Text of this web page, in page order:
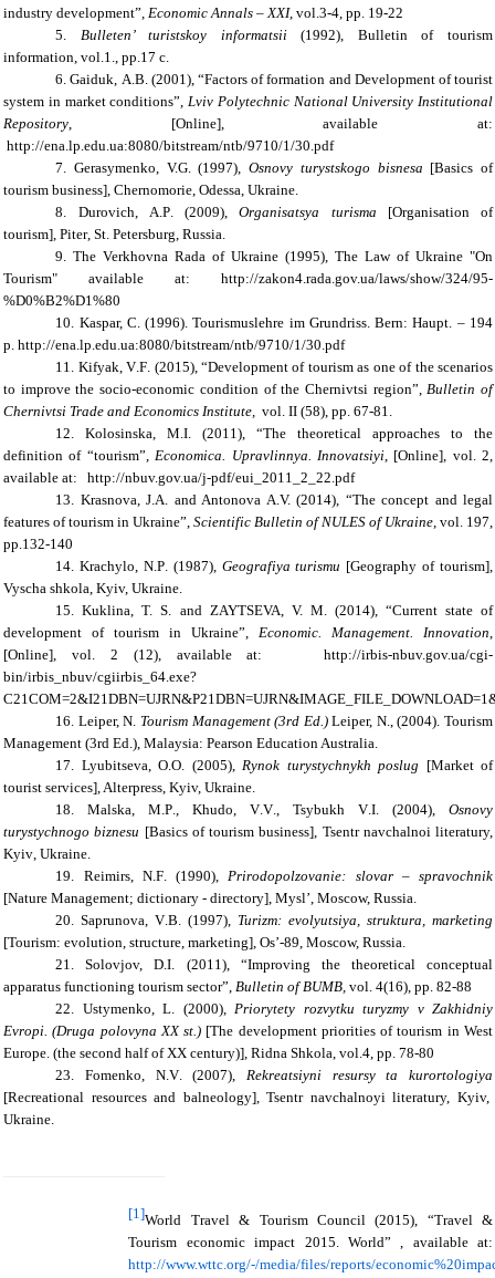
industry development”, Economic Annals – XXI, vol.3-4, pp. 19-22
5.
Bulleten’ turistskoy informatsii(1992), Bulletin of tourism
information, vol .1. , pp. 17 с.
6. Gaiduk A B . (2001), “Factors of formation and Development of tourist
system in market conditions”, Lviv Polytechnic National University Institutional
Repository , [Online],available at:
http://ena.lp.edu.ua:8080/bitstream/ntb/9710/1/30.pdf
7.
Gerasymenko, V.G. (1997),Osnovy turystskogo bisnesa [Basics of
tourism business], Chernomorie, Odessa, Ukraine.
8.
Durovich A P. (2009),Organisatsya turisma [Organisationof
tourism], Piter, St Petersburg, Russia.
9.
The Verkhovna Rada of Ukraine (1995) ,TheLaw of Ukraine "On
Tourism" available at: http://zakon4.rada.gov.ua/laws/show/324/95-
%D0%B2%D1%80
10. Kaspar, C. (1996). Tourismuslehre im Grundriss. Bern: Haupt. – 194
p. http://ena.lp.edu.ua:8080/bitstream/ntb/9710/1/30.pdf
11.
Kifyak ,V .F . (2015),“Development of tourism as one of the scenarios
to improve the socio-economic condition of the Chernivtsi region”, Bulletin of
Chernivtsi Trade and Economics Institute vol. II (58), pp. 67-81.
12.
Kolosinska ,M .I . (201 1), “The theoretical approaches to the
definition of “tourism”
Economica. Upravlinnya. Innovatsiyi, [Online], vol. 2,
available at: http://nbuv.gov.ua/j-pdf/eui_2011_2_22.pdf
13.
Krasnova, J.A. and Antonova A.V. (2014), “The concept and legal
features of tourism in Ukraine”, Scientific Bulletin of NULES of Ukraine , vol. 197,
pp.132-140
14. Krachylo N. P. (1987), Geografiya turismu [Geography of tourism],
Vyscha shkola, Kyiv, Ukraine.
15.
Kuklina, T. S. and ZAYTSEVA, V. M. (2014), “Current state of
development of tourism in Ukraine”, Economic. Management. Innovation
[Online], vol. 2 (12), available at:http://irbis-nbuv.gov.ua/cgi-
bin/irbis_nbuv/cgiirbis_64.exe?
16. Leiper, N. Tourism Management (3rd Ed.)Leiper, N., (2004). Tourism
Management (3rd Ed.), Malaysia: Pearson Education Australia.
17.
Lyubitseva ,O .O . (2005), Rynok turystychnykh poslug [Market of
tourist services] , Alterpress, Kyiv, Ukraine.
18.
Malska ,M .P .,Khudo ,V .V .,Tsybukh V .I . (2004),Osnovy
turystychnogo biznesu [Basics of tourism business], Tsentr navchalnoi literatury,
Kyiv Ukraine
19.
Reimirs, N. F. (1990), Prirodopolzovanie: slovar–spravochnik
[Nature Management; dictionary - directory], Mysl’, Moscow, Russia
20.
Saprunova ,V .B . (1997), Turizm:evolyutsiya, struktura, marketing
[Tourism: evolution, structure, marketing], Os’-89, Moscow, Russia.
21.
Solovjov, D.I. (2011), “Improving the theoretical conceptual
apparatus functioning tourism sector”, Bulletin of BUMB, vol. 4(16), pp. 82-88
22.
Ustymenko, L. (2000), Priorytety rozvytku turyzmy v Zakhidniy
Evropi. (Druga polovyna XX st.) [The development prioritiesof tourism in West
Europe. (the second half of XX century)], Ridna Shkola, vol.4, pp. 78-80
23.
Fomenko N. V. (2007), Rekreatsiyni resursy ta
kurortologiya
[Recreational resources and balneology], Tsentr navchalnoyi literatury, Kyiv,
Ukraine.
[1]World Travel & Tourism Council (2015), “Travel &
Tourism economic impact 2015. World” , available at:
http://www.wttc.org/-/media/files/reports/